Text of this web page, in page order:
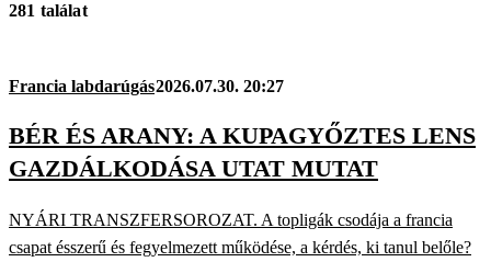
281 találat
Francia labdarúgás2026.07.30. 20:27
BÉR ÉS ARANY: A KUPAGYŐZTES LENS
GAZDÁLKODÁSA UTAT MUTAT
NYÁRI TRANSZFERSOROZAT. A topligák csodája a francia
csapat ésszerű és fegyelmezett működése, a kérdés, ki tanul belőle?